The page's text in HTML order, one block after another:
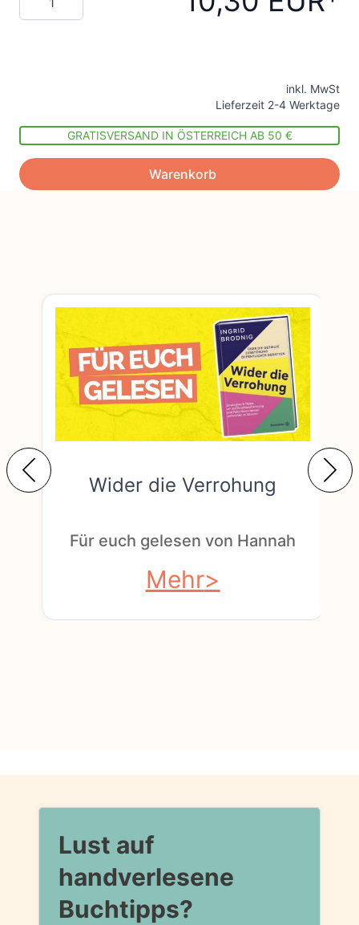
inkl. MwSt
Lieferzeit 2-4 Werktage
GRATISVERSAND IN ÖSTERREICH AB 50 €
Warenkorb
Wider die Verrohung
Für euch gelesen von Hannah
Mehr
Lust auf
handverlesene
Buchtipps?